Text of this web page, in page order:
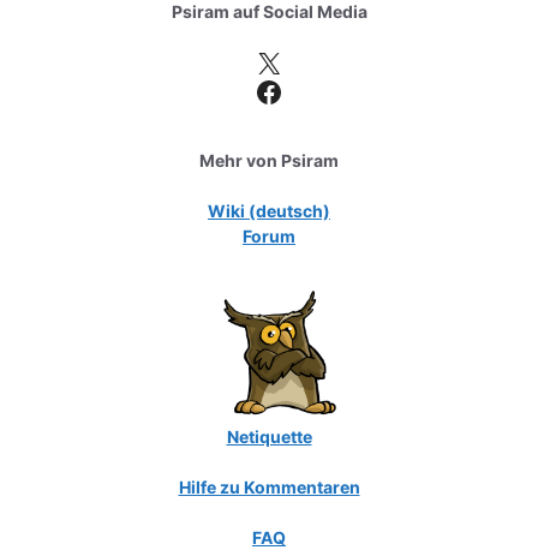
Psiram aufSocial Media
X
Facebook
Mehr von Psiram
Wiki (deutsch)
Forum
Netiquette
Hilfe zu Kommentaren
FAQ